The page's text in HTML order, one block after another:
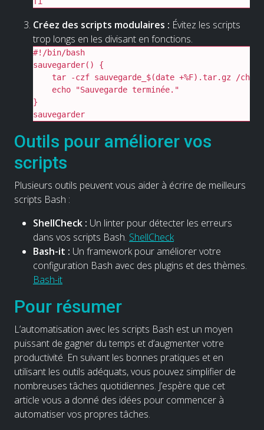
Créez des scripts modulaires : Évitez les scripts
trop longs en les divisant en fonctions.
#!/bin/bash
sauvegarder() {
tar -czf sauvegarde_$(date +%F).tar.gz /
    echo "Sauvegarde terminée."
}
sauvegarder
Outils pour améliorer vos
scripts
Plusieurs outils peuvent vous aider à écrire de meilleurs
scripts Bash :
ShellCheck : Un linter pour détecter les erreurs
dans vos scripts Bash. ShellCheck
Bash-it : Un framework pour améliorer votre
configuration Bash avec des plugins et des thèmes.
Bash-it
Pour résumer
L’automatisation avec les scripts Bash est un moyen
puissant de gagner du temps et d’augmenter votre
productivité. En suivant les bonnes pratiques et en
utilisant les outils adéquats, vous pouvez simplifier de
nombreuses tâches quotidiennes. J’espère que cet
article vous a donné des idées pour commencer à
automatiser vos propres tâches.